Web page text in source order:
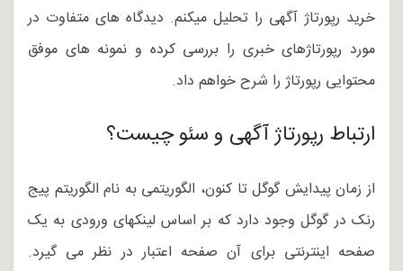
خرید رپورتاژ آگهی را تحلیل میکنم. دیدگاه های متفاوت در
مورد رپورتاژهای خبری را بررسی کرده و نمونه های موفق
محتوایی رپورتاژ را شرح خواهم داد.
ارتباط رپورتاژ آگهی و سئو چیست؟
از زمان پیدایش گوگل تا کنون، الگوریتمی به نام الگوریتم پیج
رنک در گوگل وجود دارد که بر اساس لینکهای ورودی به یک
صفحه اینترنتی برای آن صفحه اعتبار در نظر می گیرد.